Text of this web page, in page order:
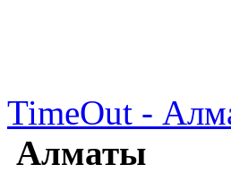
TimeOut -
Алматы